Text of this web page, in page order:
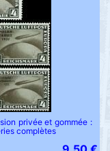
privée et gommée :
complètes